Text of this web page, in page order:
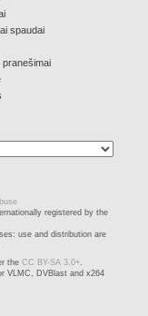
spaudai
pranešimai
registered by the
use and distribution are
the CC BY-SA 3.0+
VLMC, DVBlast and x264